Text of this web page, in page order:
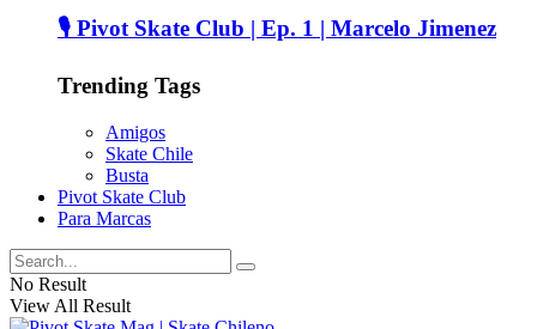
🎙️ Pivot Skate Club | Ep. 1 | Marcelo Jimenez
Trending Tags
Amigos
Skate Chile
Busta
Pivot Skate Club
Para Marcas
No Result
View All Result